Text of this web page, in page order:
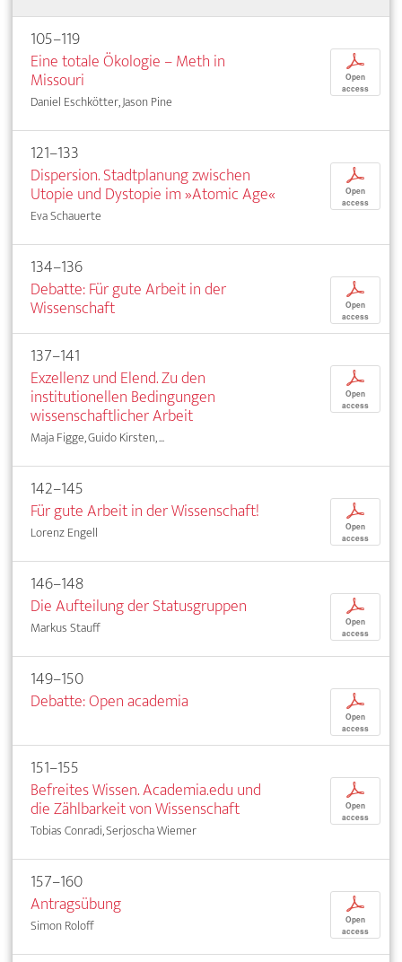
105–119
Eine totale Ökologie – Meth in
Missouri
Daniel Eschkötter, Jason Pine
p
Open
access
121–133
Dispersion. Stadtplanung zwischen
Utopie und Dystopie im »Atomic Age«
Eva Schauerte
p
Open
access
134–136
Debatte: Für gute Arbeit in der
Wissenschaft
p
Open
access
137–141
Exzellenz und Elend. Zu den
institutionellen Bedingungen
wissenschaftlicher Arbeit
Maja Figge, Guido Kirsten, ...
p
Open
access
142–145
Für gute Arbeit in der Wissenschaft!
Lorenz Engell
p
Open
access
146–148
Die Aufteilung der Statusgruppen
Markus Stauff
p
Open
access
149–150
Debatte: Open academia
p
Open
access
151–155
Befreites Wissen. Academia.edu und
die Zählbarkeit von Wissenschaft
Tobias Conradi, Serjoscha Wiemer
p
Open
access
157–160
Antragsübung
Simon Roloff
p
Open
access